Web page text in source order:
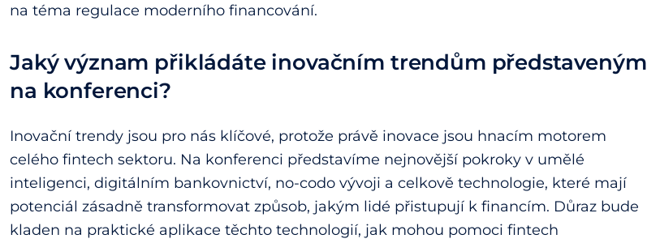
na téma regulace moderního financování.
Jaký význam přikládáte inovačním trendům představeným
na konferenci?
Inovační trendy jsou pro nás klíčové, protože právě inovace jsou hnacím motorem
celého fintech sektoru. Na konferenci představíme nejnovější pokroky v umělé
inteligenci, digitálním bankovnictví, no-codo vývoji a celkově technologie, které mají
potenciál zásadně transformovat způsob, jakým lidé přistupují k financím. Důraz bude
kladen na praktické aplikace těchto technologií, jak mohou pomoci fintech